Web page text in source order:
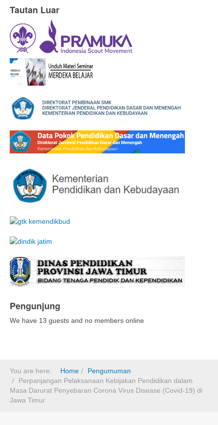
Tautan Luar
Pengunjung
We have 13 guests and no members online
You are here: Home
Pengumuman
Perpanjangan Pelaksanaan Kebijakan Pendidikan dalam
Masa Darurat Penyebaran Corona Virus Disease (Covid-19) di
Jawa Timur